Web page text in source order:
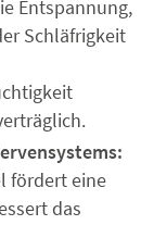
Entspannung,
Schläfrigkeit
fördert eine
das